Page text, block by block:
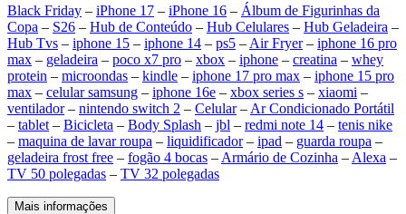
Black Friday – iPhone 17 – iPhone 16 – Álbum de Figurinhas da
Copa – S26 – Hub de Conteúdo – Hub Celulares – Hub Geladeira –
Hub Tvs – iphone 15 – iphone 14 – ps5 – Air Fryer– iphone 16 pro
max – geladeira – poco x7 pro – xbox – iphone – creatina – whey
protein – microondas – kindle – iphone 17 pro max – iphone 15 pro
max – celular samsung – iphone 16e – xbox series s – xiaomi –
ventilador– nintendo switch 2 – Celular– Ar Condicionado Portátil
– tablet – Bicicleta – Body Splash – jbl – redmi note 14 – tenis nike
– maquina de lavar roupa – liquidificador– ipad – guarda roupa –
geladeira frost free – fogão 4 bocas – Armário de Cozinha – Alexa –
TV 50 polegadas – TV 32 polegadas
Mais informações